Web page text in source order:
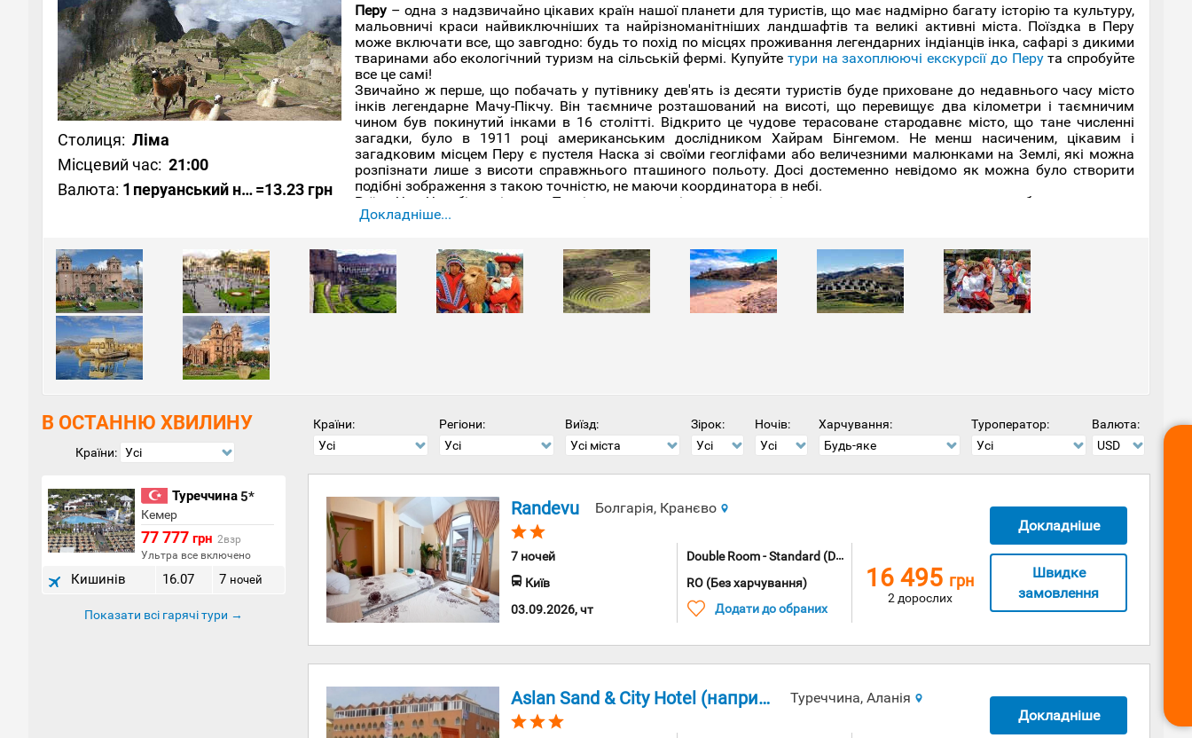
Столиця: Ліма
Місцевий час: 21:00
Валюта: 1 перуанський новий сіль =13.23 грн
Перу – одна з надзвичайно цікавих країн нашої планети для туристів, що має надмірно багату історію та культуру,
мальовничі краси найвиключніших та найрізноманітніших ландшафтів та великі активні міста. Поїздка в Перу
може включати все, що завгодно: будь то похід по місцях проживання легендарних індіанців інка, сафарі з дикими
тваринами або екологічний туризм на сільській фермі. Купуйте тури на захоплюючі екскурсії до Перута спробуйте
все це самі!
Звичайно ж перше, що побачать у путівнику дев'ять із десяти туристів буде приховане до недавнього часу місто
інків легендарне Мачу-Пікчу. Він таємниче розташований на висоті, що перевищує два кілометри і таємничим
чином був покинутий інками в 16 столітті. Відкрито це чудове терасоване стародавнє місто, що тане численні
загадки, було в 1911 році американським дослідником Хайрам Бінгемом. Не менш насиченим, цікавим і
загадковим місцем Перу є пустеля Наска зі своїми геогліфами або величезними малюнками на Землі, які можна
розпізнати лише з висоти справжнього пташиного польоту. Досі достеменно невідомо як можна було створити
подібні зображення з такою точністю, не маючи координатора в небі.
Руїни Чан Чан біля містечка Трухільо є менш відомими у світі туризму, проте вони щороку приваблюють чимало
мандрівників. Тут протягом 600 років у найбільшому доколумбовому місті Південної Америки існувала культура,
Чачапояс, що називається Куелап. На відміну від Мачу-Пікчу, тут вам не доведеться стояти в нескінченно довгій
черзі, щоб особисто побачити визначну пам'ятку, тому що об'єкт не так сильно розрекламований.
Крім руїн у Перу звичайно є міста та ці міста можуть запропонувати також багато цікавого. Зокрема, у чудовій
столиці Лімі можна погуляти гарним старим історичним центром, де знаходиться чимало чудових ресторанів з
місцевою їжею. Вулиці старої столиці країни Куско з більш ніж тисячолітньою історією допоможуть поринути у
сюди приїжджають тисячі фанатів маунтинбайку, рафтингу скелелазіння та походів, яких точно супроводжують
Докладніше...
В ОСТАННЮ ХВИЛИНУ
Країни: Усі
Туреччина5*
Кемер
77 777 грн 2взр
Ультра все включено
Кишинів 16.07 7 ночей
Показати всі гарячі тури →
Країни:
Усі
Регіони:
Усі
Виїзд:
Усі міста
Зірок:
Усі
Ночів:
Усі
Харчування:
Будь-яке
Туроператор:
Усі
Валюта:
USD
Randevu Болгарія, Кранєво
7 ночей
Київ
03.09.2026, чт
Double Room - Standard (DBL)
RO (Без харчування)
Додати до обраних
16 495 грн
2 дорослих
Докладніше
Швидке
замовлення
Aslan Sand & City Hotel (наприклад, Aslan City) Туреччина, Аланія
Докладніше